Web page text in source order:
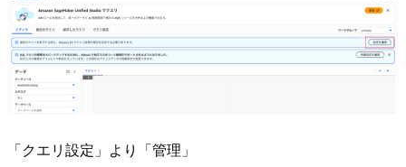
「クエリ設定」より「管理」